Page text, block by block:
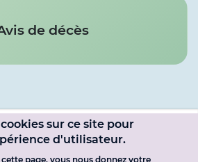
de décès
SE CONNECTER
sur ce site pour
d'utilisateur.
page, vous nous donnez votre